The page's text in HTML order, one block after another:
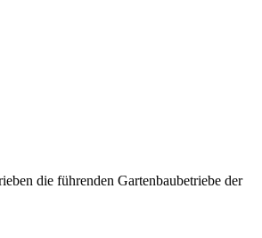
die führenden Gartenbaubetriebe der